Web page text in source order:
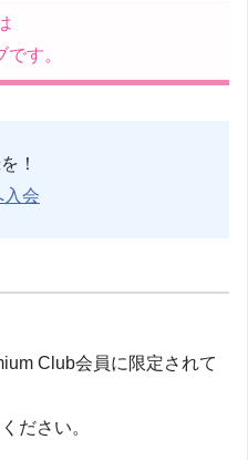
す。
！
会
Club会員に限定されて
ださい。